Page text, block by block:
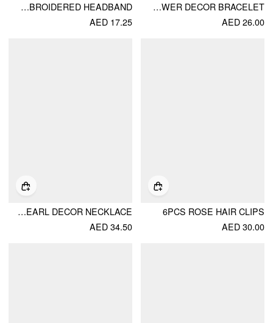
FLOWER DECOR BRACELET
AED 26.00
FLORAL EMBROIDERED HEADBAND
AED 17.25
6PCS ROSE HAIR CLIPS
AED 30.00
FLOWER & FAUX PEARL DECOR NECKLACE
AED 34.50